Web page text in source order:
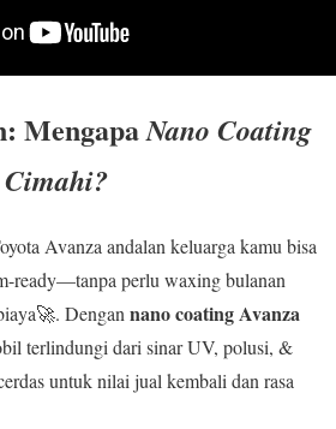
MengapaNano Coating
Avanza andalan keluarga kamu bisa
ready—tanpa perlu waxing bulanan
Dengan nano coating Avanza
terlindungi dari sinar UV, polusi, &
untuk nilai jual kembali dan rasa